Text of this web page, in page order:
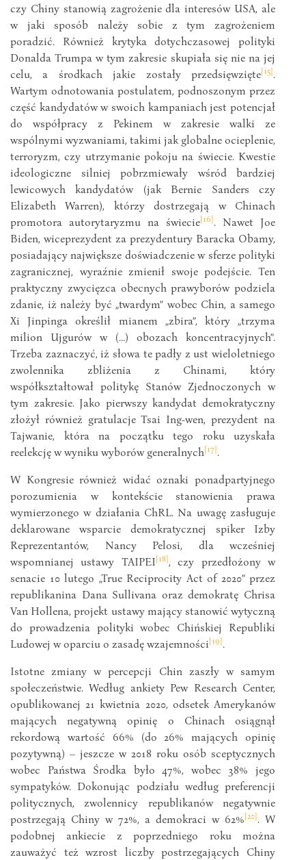
czy Chiny stanowią zagrożenie dla interesów USA, ale
w jaki sposób należy sobie z tym zagrożeniem
poradzić. Również krytyka dotychczasowej polityki
Donalda Trumpa w tym zakresie skupiała się nie na jej
celu, a środkach jakie zostały przedsięwzięte[15].
Wartym odnotowania postulatem, podnoszonym przez
część kandydatów w swoich kampaniach jest potencjał
do współpracy z Pekinem w zakresie walki ze
wspólnymi wyzwaniami, takimi jak globalne ocieplenie,
terroryzm, czy utrzymanie pokoju na świecie. Kwestie
ideologiczne silniej pobrzmiewały wśród bardziej
lewicowych kandydatów (jak Bernie Sanders czy
Elizabeth Warren), którzy dostrzegają w Chinach
promotora autorytaryzmu na świecie[16]. Nawet Joe
Biden, wiceprezydent za prezydentury Baracka Obamy,
posiadający największe doświadczenie w sferze polityki
zagranicznej, wyraźnie zmienił swoje podejście. Ten
praktyczny zwycięzca obecnych prawyborów podziela
zdanie, iż należy być „twardym” wobec Chin, a samego
Xi Jinpinga określił mianem „zbira”, który „trzyma
milion Ujgurów w (…) obozach koncentracyjnych”.
Trzeba zaznaczyć, iż słowa te padły z ust wieloletniego
zwolennika zbliżenia z Chinami, który
współkształtował politykę Stanów Zjednoczonych w
tym zakresie. Jako pierwszy kandydat demokratyczny
złożył również gratulacje Tsai Ing-wen, prezydent na
Tajwanie, która na początku tego roku uzyskała
reelekcję w wyniku wyborów generalnych[17].
W Kongresie również widać oznaki ponadpartyjnego
porozumienia w kontekście stanowienia prawa
wymierzonego w działania ChRL. Na uwagę zasługuje
deklarowane wsparcie demokratycznej spiker Izby
Reprezentantów, Nancy Pelosi, dla wcześniej
wspomnianej ustawy TAIPEI[18], czy przedłożony w
senacie 10 lutego „True Reciprocity Act of 2020” przez
republikanina Dana Sullivana oraz demokratę Chrisa
Van Hollena, projekt ustawy mający stanowić wytyczną
do prowadzenia polityki wobec Chińskiej Republiki
Ludowej w oparciu o zasadę wzajemności [19].
Istotne zmiany w percepcji Chin zaszły w samym
społeczeństwie. Według ankiety Pew Research Center,
opublikowanej 21 kwietnia 2020, odsetek Amerykanów
mających negatywną opinię o Chinach osiągnął
rekordową wartość 66% (do 26% mających opinię
pozytywną) – jeszcze w 2018 roku osób sceptycznych
wobec Państwa Środka było 47%, wobec 38% jego
sympatyków. Dokonując podziału według preferencji
politycznych, zwolennicy republikanów negatywnie
postrzegają Chiny w 72%, a demokraci w 62%[20]. W
podobnej ankiecie z poprzedniego roku można
zauważyć też wzrost liczby postrzegających Chiny